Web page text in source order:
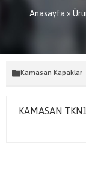
Anasayfa »
Kamasan Kapaklar
KAMASAN